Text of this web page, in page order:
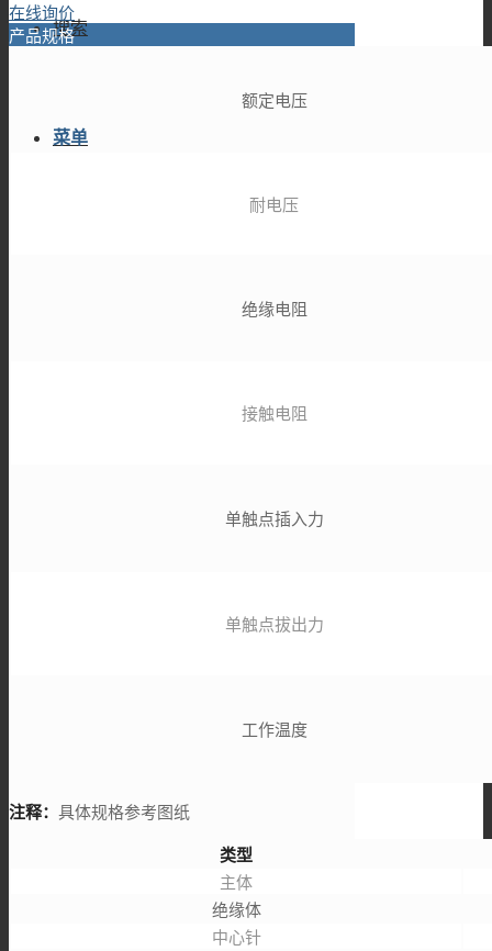
搜索
菜单
在线询价
产品规格
额定电压
耐电压
绝缘电阻
接触电阻
单触点插入力
单触点拔出力
工作温度
注释： 具体规格参考图纸
类型
主体
绝缘体
中心针